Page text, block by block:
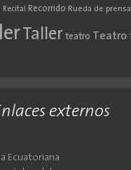
Recital Recorrido Rueda de prensa
Taller teatro Teatro
externos
Ecuatoriana